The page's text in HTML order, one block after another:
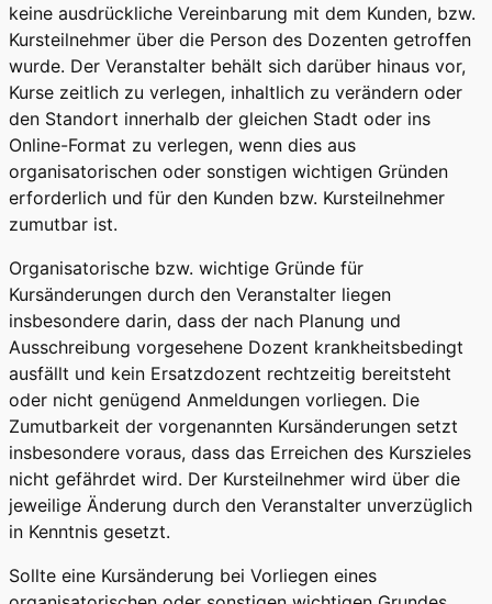
keine ausdrückliche Vereinbarung mit dem Kunden, bzw.
Kursteilnehmer über die Person des Dozenten getroffen
wurde. Der Veranstalter behält sich darüber hinaus vor,
Kurse zeitlich zu verlegen, inhaltlich zu verändern oder
den Standort innerhalb der gleichen Stadt oder ins
Online-Format zu verlegen, wenn dies aus
organisatorischen oder sonstigen wichtigen Gründen
erforderlich und für den Kunden bzw. Kursteilnehmer
zumutbar ist.
Organisatorische bzw. wichtige Gründe für
Kursänderungen durch den Veranstalter liegen
insbesondere darin, dass der nach Planung und
Ausschreibung vorgesehene Dozent krankheitsbedingt
ausfällt und kein Ersatzdozent rechtzeitig bereitsteht
oder nicht genügend Anmeldungen vorliegen. Die
Zumutbarkeit der vorgenannten Kursänderungen setzt
insbesondere voraus, dass das Erreichen des Kurszieles
nicht gefährdet wird. Der Kursteilnehmer wird über die
jeweilige Änderung durch den Veranstalter unverzüglich
in Kenntnis gesetzt.
Sollte eine Kursänderung bei Vorliegen eines